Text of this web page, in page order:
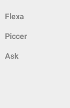
Flexa
Piccer
Ask